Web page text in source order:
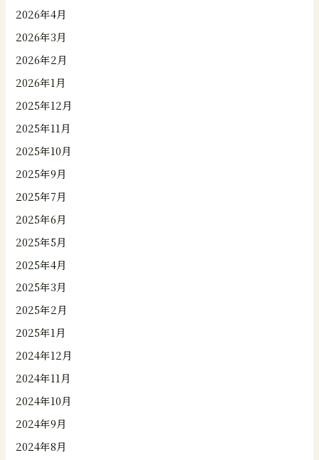
2026年4月
2026年3月
2026年2月
2026年1月
2025年12月
2025年11月
2025年10月
2025年9月
2025年7月
2025年6月
2025年5月
2025年4月
2025年3月
2025年2月
2025年1月
2024年12月
2024年11月
2024年10月
2024年9月
2024年8月